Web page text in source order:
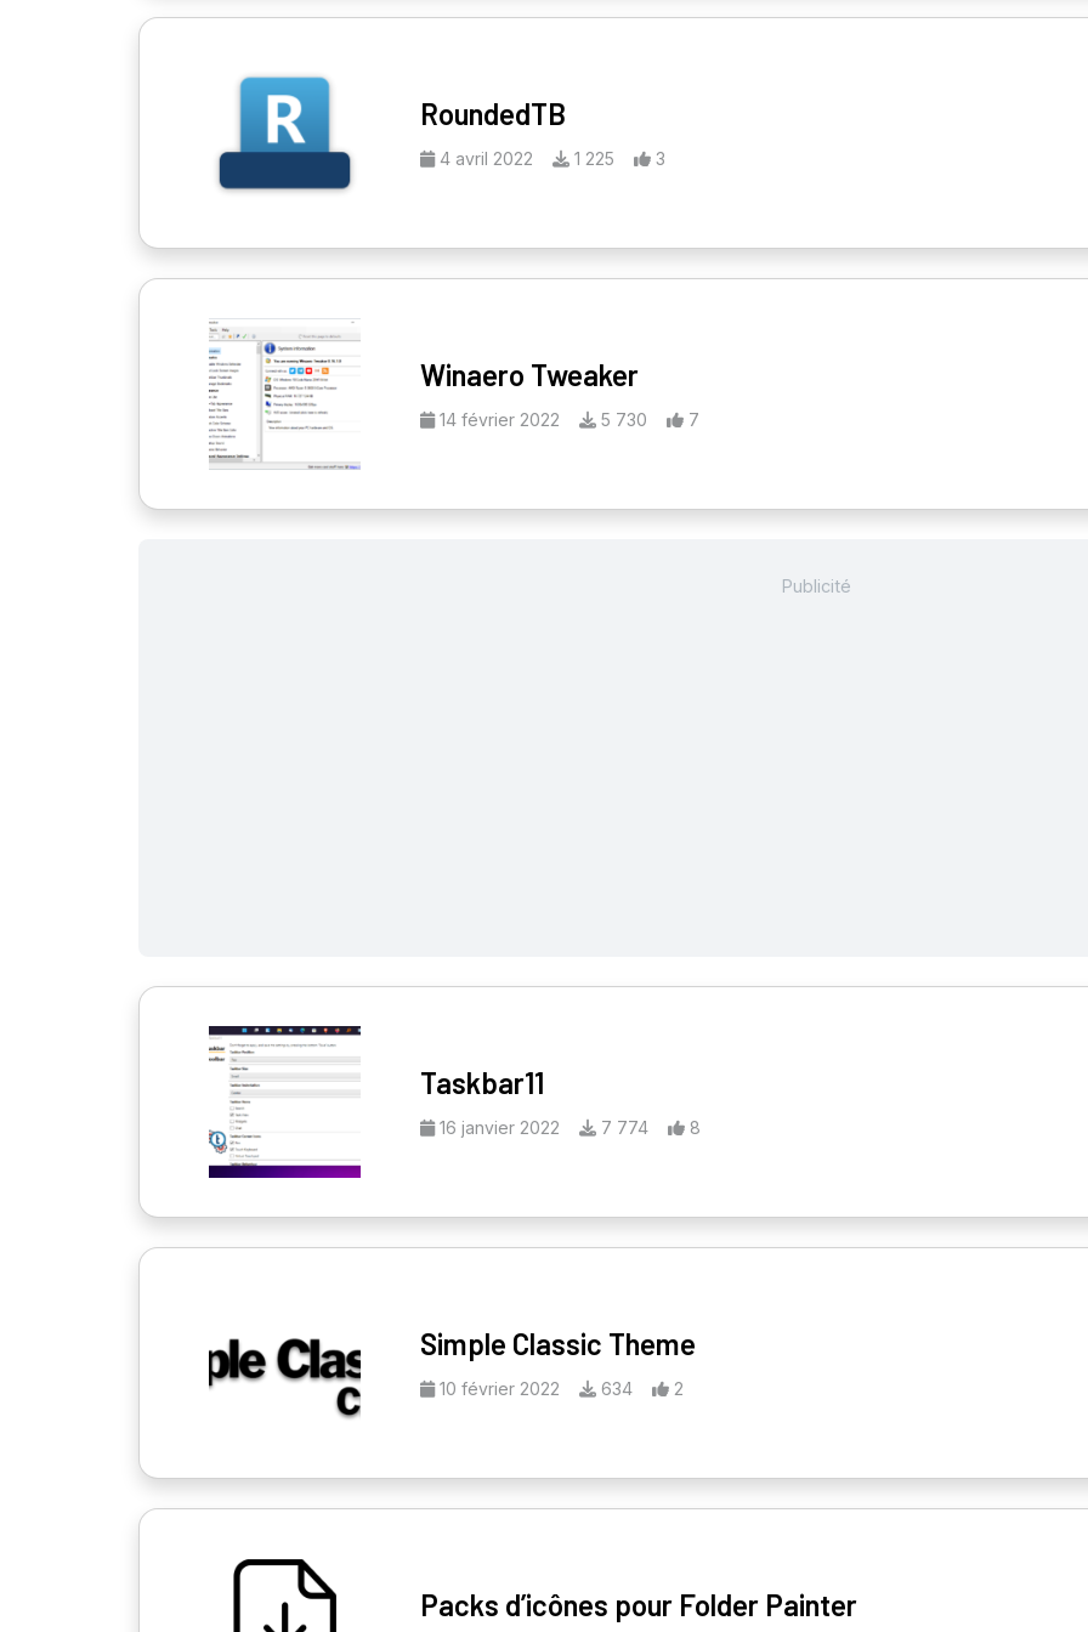
RoundedTB
4 avril 2022 1 225 3
Winaero Tweaker
14 février 2022 5 730 7
Taskbar11
16 janvier 2022 7 774 8
Simple Classic Theme
10 février 2022 634 2
Packs d’icônes pour Folder Painter